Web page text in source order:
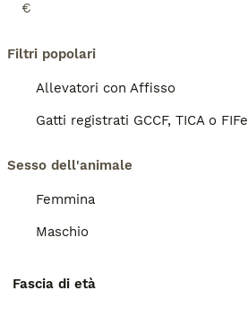
€
Filtri popolari
Allevatori con Affisso
Gatti registrati GCCF, TICA o FIFe
Sesso dell'animale
Femmina
Maschio
Fascia di età